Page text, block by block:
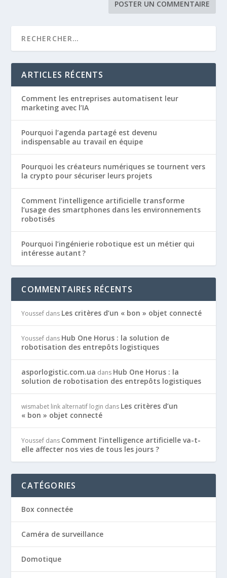
ARTICLES RÉCENTS
Comment les entreprises automatisent leur
marketing avec l’IA
Pourquoi l’agenda partagé est devenu
indispensable au travail en équipe
Pourquoi les créateurs numériques se tournent vers
la crypto pour sécuriser leurs projets
Comment l’intelligence artificielle transforme
l’usage des smartphones dans les environnements
robotisés
Pourquoi l’ingénierie robotique est un métier qui
intéresse autant ?
COMMENTAIRES RÉCENTS
Youssef dans Les critères d’un « bon » objet connecté
Youssef dans Hub One Horus : la solution de
robotisation des entrepôts logistiques
asporlogistic.com.ua dans Hub One Horus : la
solution de robotisation des entrepôts logistiques
wismabet link alternatif login dans Les critères d’un
« bon » objet connecté
Youssef dans Comment l’intelligence artificielle va-t-
elle affecter nos vies de tous les jours ?
CATÉGORIES
Box connectée
Caméra de surveillance
Domotique